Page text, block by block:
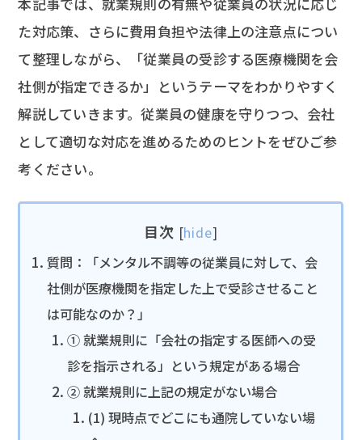
た対応策、さらに費用負担や法律上の注意点につい
て整理しながら、「従業員の受診する医療機関を会
社側が指定できるか」というテーマをわかりやすく
解説していきます。従業員の健康を守りつつ、会社
として適切な対応を進めるためのヒントをぜひご参
考ください。
目次 [hide]
質問：「メンタル不調等の従業員に対して、会
社側が医療機関を指定した上で受診させること
は可能なのか？」
① 就業規則に「会社の指定する医師への受
診を指示される」という規定がある場合
② 就業規則に上記の規定がない場合
(1) 現時点でどこにも通院していない場